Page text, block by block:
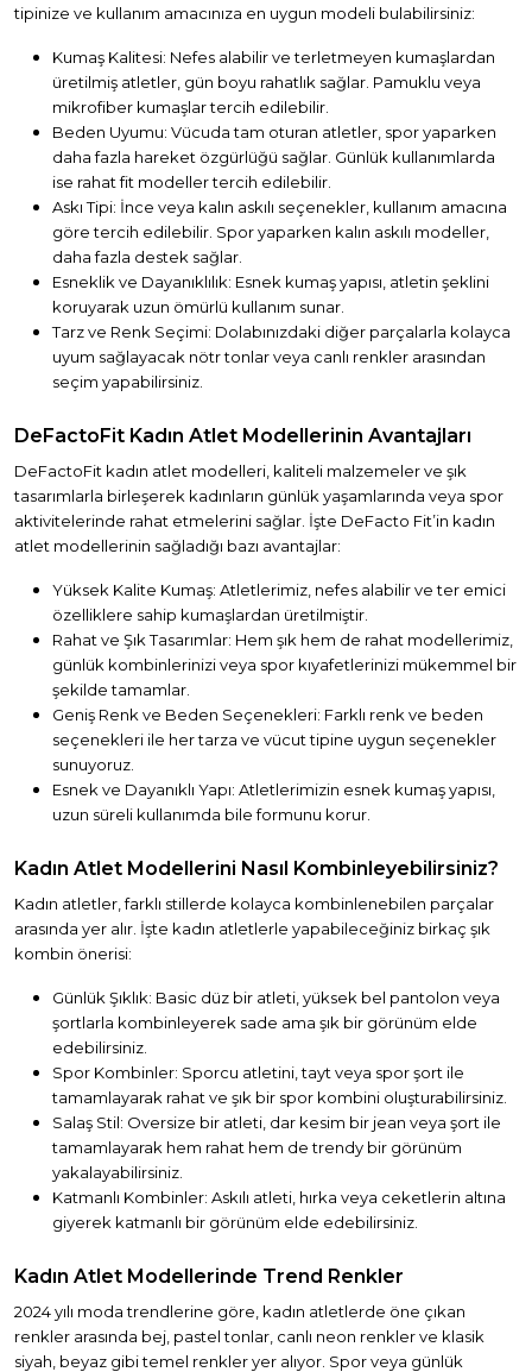
tipinize ve kullanım amacınıza en uygun modeli bulabilirsiniz:
Kumaş Kalitesi: Nefes alabilir ve terletmeyen kumaşlardan
üretilmiş atletler, gün boyu rahatlık sağlar. Pamuklu veya
mikrofiber kumaşlar tercih edilebilir.
Beden Uyumu: Vücuda tam oturan atletler, spor yaparken
daha fazla hareket özgürlüğü sağlar. Günlük kullanımlarda
ise rahat fit modeller tercih edilebilir.
Askı Tipi: İnce veya kalın askılı seçenekler, kullanım amacına
göre tercih edilebilir. Spor yaparken kalın askılı modeller,
daha fazla destek sağlar.
Esneklik ve Dayanıklılık: Esnek kumaş yapısı, atletin şeklini
koruyarak uzun ömürlü kullanım sunar.
Tarz ve Renk Seçimi: Dolabınızdaki diğer parçalarla kolayca
uyum sağlayacak nötr tonlar veya canlı renkler arasından
seçim yapabilirsiniz.
DeFactoFit Kadın Atlet Modellerinin Avantajları
DeFactoFit kadın atlet modelleri, kaliteli malzemeler ve şık
tasarımlarla birleşerek kadınların günlük yaşamlarında veya spor
aktivitelerinde rahat etmelerini sağlar. İşte DeFacto Fit’in kadın
atlet modellerinin sağladığı bazı avantajlar:
Yüksek Kalite Kumaş: Atletlerimiz, nefes alabilir ve ter emici
özelliklere sahip kumaşlardan üretilmiştir.
Rahat ve Şık Tasarımlar: Hem şık hem de rahat modellerimiz,
günlük kombinlerinizi veya spor kıyafetlerinizi mükemmel bir
şekilde tamamlar.
Geniş Renk ve Beden Seçenekleri: Farklı renk ve beden
seçenekleri ile her tarza ve vücut tipine uygun seçenekler
sunuyoruz.
Esnek ve Dayanıklı Yapı: Atletlerimizin esnek kumaş yapısı,
uzun süreli kullanımda bile formunu korur.
Kadın Atlet Modellerini Nasıl Kombinleyebilirsiniz?
Kadın atletler, farklı stillerde kolayca kombinlenebilen parçalar
arasında yer alır. İşte kadın atletlerle yapabileceğiniz birkaç şık
kombin önerisi:
Günlük Şıklık: Basic düz bir atleti, yüksek bel pantolon veya
şortlarla kombinleyerek sade ama şık bir görünüm elde
edebilirsiniz.
Spor Kombinler: Sporcu atletini, tayt veya spor şort ile
tamamlayarak rahat ve şık bir spor kombini oluşturabilirsiniz.
Salaş Stil: Oversize bir atleti, dar kesim bir jean veya şort ile
tamamlayarak hem rahat hem de trendy bir görünüm
yakalayabilirsiniz.
Katmanlı Kombinler: Askılı atleti, hırka veya ceketlerin altına
giyerek katmanlı bir görünüm elde edebilirsiniz.
Kadın Atlet Modellerinde Trend Renkler
2024 yılı moda trendlerine göre, kadın atletlerde öne çıkan
renkler arasında bej, pastel tonlar, canlı neon renkler ve klasik
siyah, beyaz gibi temel renkler yer alıyor. Spor veya günlük